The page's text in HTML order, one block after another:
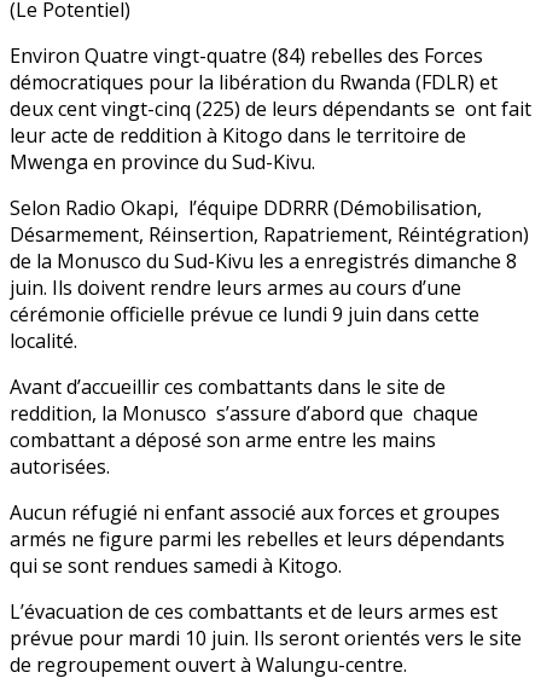
(Le Potentiel)
Environ Quatre vingt-quatre (84) rebelles des Forces
démocratiques pour la libération du Rwanda (FDLR) et
deux cent vingt-cinq (225) de leurs dépendants se ont fait
leur acte de reddition à Kitogo dans le territoire de
Mwenga en province du Sud-Kivu.
Selon Radio Okapi, l’équipe DDRRR (Démobilisation,
Désarmement, Réinsertion, Rapatriement, Réintégration)
de la Monusco du Sud-Kivu les a enregistrés dimanche 8
juin. Ils doivent rendre leurs armes au cours d’une
cérémonie officielle prévue ce lundi 9 juin dans cette
localité.
Avant d’accueillir ces combattants dans le site de
reddition, la Monusco s’assure d’abord que chaque
combattant a déposé son arme entre les mains
autorisées.
Aucun réfugié ni enfant associé aux forces et groupes
armés ne figure parmi les rebelles et leurs dépendants
qui se sont rendues samedi à Kitogo.
L’évacuation de ces combattants et de leurs armes est
prévue pour mardi 10 juin. Ils seront orientés vers le site
de regroupement ouvert à Walungu-centre.